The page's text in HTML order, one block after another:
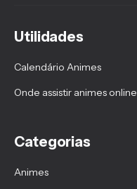
Utilidades
Calendário Animes
Onde assistir animes online
Categorias
Animes